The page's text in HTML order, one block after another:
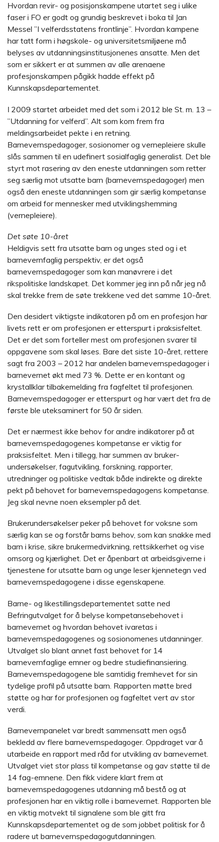
Hvordan revir- og posisjonskampene utartet seg i ulike
faser i FO er godt og grundig beskrevet i boka til Jan
Messel ”I velferdsstatens frontlinje”. Hvordan kampene
har tatt form i høgskole- og universitetsmiljøene må
belyses av utdanningsinstitusjonenes ansatte. Men det
som er sikkert er at summen av alle arenaene
profesjonskampen pågikk hadde effekt på
Kunnskapsdepartementet.
I 2009 startet arbeidet med det som i 2012 ble St. m. 13 –
”Utdanning for velferd”. Alt som kom frem fra
meldingsarbeidet pekte i en retning.
Barnevernspedagoger, sosionomer og vernepleiere skulle
slås sammen til en udefinert sosialfaglig generalist. Det ble
styrt mot rasering av den eneste utdanningen som retter
seg særlig mot utsatte barn (barnevernspedagoger) men
også den eneste utdanningen som gir særlig kompetanse
om arbeid for mennesker med utviklingshemming
(vernepleiere).
Det søte 10-året
Heldigvis sett fra utsatte barn og unges sted og i et
barnevernfaglig perspektiv, er det også
barnevernspedagoger som kan manøvrere i det
rikspolitiske landskapet. Det kommer jeg inn på når jeg nå
skal trekke frem de søte trekkene ved det samme 10-året.
Den desidert viktigste indikatoren på om en profesjon har
livets rett er om profesjonen er etterspurt i praksisfeltet.
Det er det som forteller mest om profesjonen svarer til
oppgavene som skal løses. Bare det siste 10-året, rettere
sagt fra 2003 – 2012 har andelen barnevernspedagoger i
barnevernet økt med 73 %. Dette er en kontant og
krystallklar tilbakemelding fra fagfeltet til profesjonen.
Barnevernspedagoger er etterspurt og har vært det fra de
første ble uteksaminert for 50 år siden.
Det er nærmest ikke behov for andre indikatorer på at
barnevernspedagogenes kompetanse er viktig for
praksisfeltet. Men i tillegg, har summen av bruker-
undersøkelser, fagutvikling, forskning, rapporter,
utredninger og politiske vedtak både indirekte og direkte
pekt på behovet for barnevernspedagogens kompetanse.
Jeg skal nevne noen eksempler på det.
Brukerundersøkelser peker på behovet for voksne som
særlig kan se og forstår barns behov, som kan snakke med
barn i krise, sikre brukermedvirkning, rettsikkerhet og vise
omsorg og kjærlighet. Det er åpenbart at arbeidsgiverne i
tjenestene for utsatte barn og unge leser kjennetegn ved
barnevernspedagogene i disse egenskapene.
Barne- og likestillingsdepartementet satte ned
Befringutvalget for å belyse kompetansebehovet i
barnevernet og hvordan behovet ivaretas i
barnevernspedagogenes og sosionomenes utdanninger.
Utvalget slo blant annet fast behovet for 14
barnevernfaglige emner og bedre studiefinansiering.
Barnevernspedagogene ble samtidig fremhevet for sin
tydelige profil på utsatte barn. Rapporten møtte bred
støtte og har for profesjonen og fagfeltet vert av stor
verdi.
Barnevernpanelet var bredt sammensatt men også
bekledd av flere barnevernspedagoger. Oppdraget var å
utarbeide en rapport med råd for utvikling av barnevernet.
Utvalget viet stor plass til kompetanse og gav støtte til de
14 fag-emnene. Den fikk videre klart frem at
barnevernspedagogenes utdanning må bestå og at
profesjonen har en viktig rolle i barnevernet. Rapporten ble
en viktig motvekt til signalene som ble gitt fra
Kunnskapsdepartementet og de som jobbet politisk for å
radere ut barnevernspedagogutdanningen.